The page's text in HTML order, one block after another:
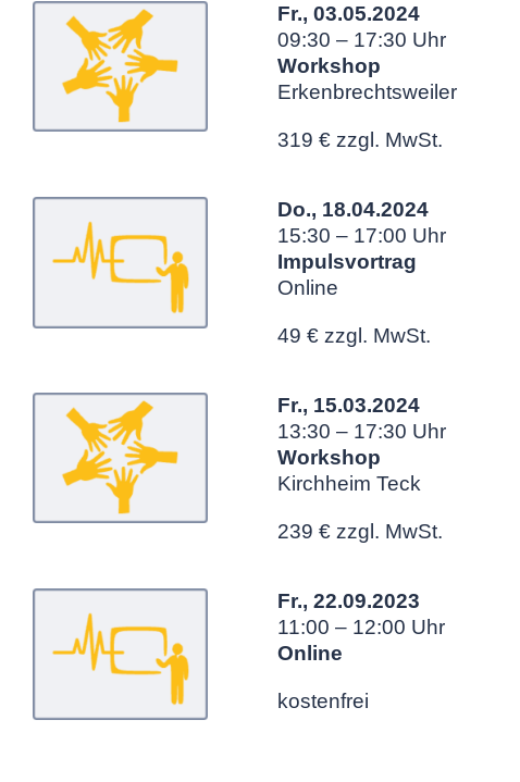
Fr., 03.05.2024
09:30 – 17:30 Uhr
Workshop
Erkenbrechtsweiler
319 € zzgl. MwSt.
Do., 18.04.2024
15:30 – 17:00 Uhr
Impulsvortrag
Online
49 € zzgl. MwSt.
Fr., 15.03.2024
13:30 – 17:30 Uhr
Workshop
Kirchheim Teck
239 € zzgl. MwSt.
Fr., 22.09.2023
11:00 – 12:00 Uhr
Online
kostenfrei